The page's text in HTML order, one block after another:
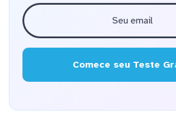
Comece seu Teste